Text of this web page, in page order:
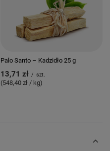
Palo Santo – Kadzidło 25 g
13,71 zł / szt.
(548,40 zł / kg)